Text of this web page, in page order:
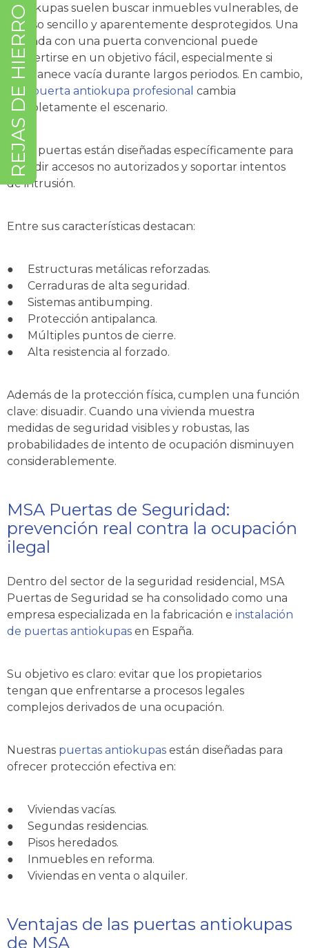
Los okupas suelen buscar inmuebles vulnerables, de
acceso sencillo y aparentemente desprotegidos. Una
vivienda con una puerta convencional puede
convertirse en un objetivo fácil, especialmente si
permanece vacía durante largos periodos. En cambio,
una
puerta antiokupa profesiona cambia
completamente el escenario.
Estas puertas están diseñadas específicamente para
impedir accesos no autorizados y soportar intentos
de intrusión.
Entre sus características destacan:
● Estructuras metálicas reforzadas.
● Cerraduras de alta seguridad.
● Sistemas antibumping.
● Protección antipalanca.
● Múltiples puntos de cierre.
● Alta resistencia al forzado.
Además de la protección física, cumplen una función
clave: disuadir. Cuando una vivienda muestra
medidas de seguridad visibles y robustas, las
probabilidades de intento de ocupación disminuyen
considerablemente.
MSA Puertas de Seguridad:
prevención real contra la ocupación
ilegal
Dentro del sector de la seguridad residencial, MSA
Puertas de Seguridad se ha consolidado como una
empresa especializada en la fabricación e instalación
de puertas antiokupas en España.
Su objetivo es claro: evitar que los propietarios
tengan que enfrentarse a procesos legales
complejos derivados de una ocupación.
Nuestras puertas antiokupas están diseñadas para
ofrecer protección efectiva en:
● Viviendas vacías.
● Segundas residencias.
● Pisos heredados.
● Inmuebles en reforma.
● Viviendas en venta o alquiler.
Ventajas de las puertas antiokupas
de MSA
REJAS DE HIERRO (CLICK)